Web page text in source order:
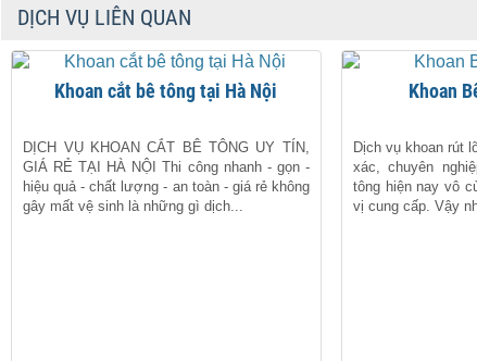
DỊCH VỤ LIÊN QUAN
Khoan cắt bê tông tại Hà Nội
DỊCH VỤ KHOAN CẮT BÊ TÔNG UY TÍN,
GIÁ RẺ TẠI HÀ NỘI Thi công nhanh - gọn -
hiệu quả - chất lượng - an toàn - giá rẻ không
gây mất vệ sinh là những gì dịch...
Khoan
Dịch vụ khoan rút
xác, chuyên
tông hiện nay vô
vị cung cấp. Vậy